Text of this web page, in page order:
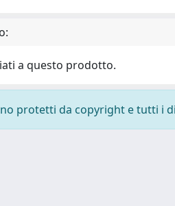
a questo prodotto.
protetti da copyright e tutti i